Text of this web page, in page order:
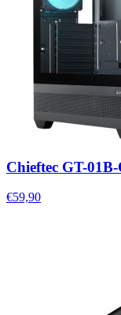
Chieftec GT-
€59,90